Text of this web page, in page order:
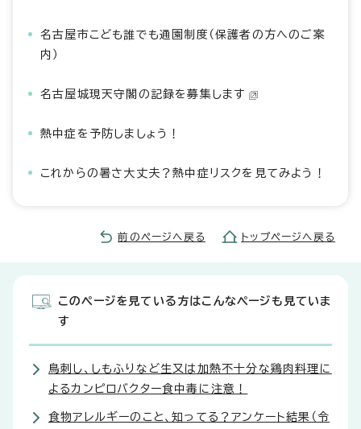
名古屋市こども誰でも通園制度（保護者の方へのご案
内）
名古屋城現天守閣の記録を募集します
熱中症を予防しましょう！
これからの暑さ大丈夫？熱中症リスクを見てみよう！
前のページへ戻る トップページへ戻る
このページを見ている方はこんなページも見ていま
す
鳥刺し、しもふりなど生又は加熱不十分な鶏肉料理に
よるカンピロバクター食中毒に注意！
食物アレルギーのこと、知ってる？アンケート結果（令